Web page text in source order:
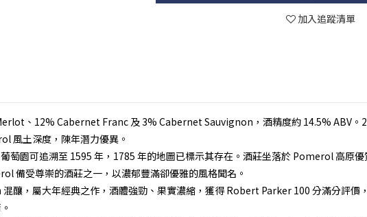
加入追蹤清單
、12% Cabernet Franc 及 3% Cabernet Sauvignon，酒精度約 14.5% ABV
風土深度，陳年潛力優異。
園可追溯至 1595 年，1785 年的地圖已標示其存在。酒莊坐落於 Pomerol 高原優
備受尊崇的酒莊之一，以濃郁豐滿卻優雅的風格聞名。
，屬大年經典之作，酒體強勁、果實濃縮，獲得 Robert Parker 100 分滿分評價